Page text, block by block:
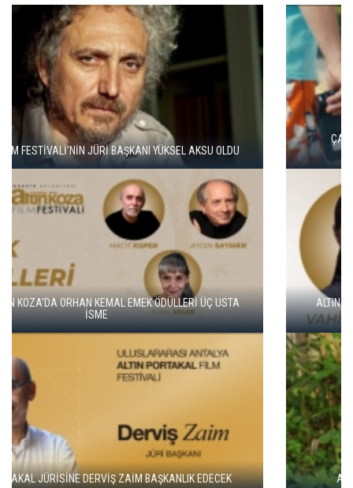
ÇATALCA FİLM FESTİVALİ'NDE KISA FİLM FİNALİSTLERİ
AÇIKLANDI
ALTIN KOZA'NIN ONUR ÖDÜLLERİ FERZAN ÖZPETEK VE VAHİDE
PERÇİN'İN
ADANA ALTIN KOZA'DA JÜRİ BAŞKANI ZUHAL OLCAY